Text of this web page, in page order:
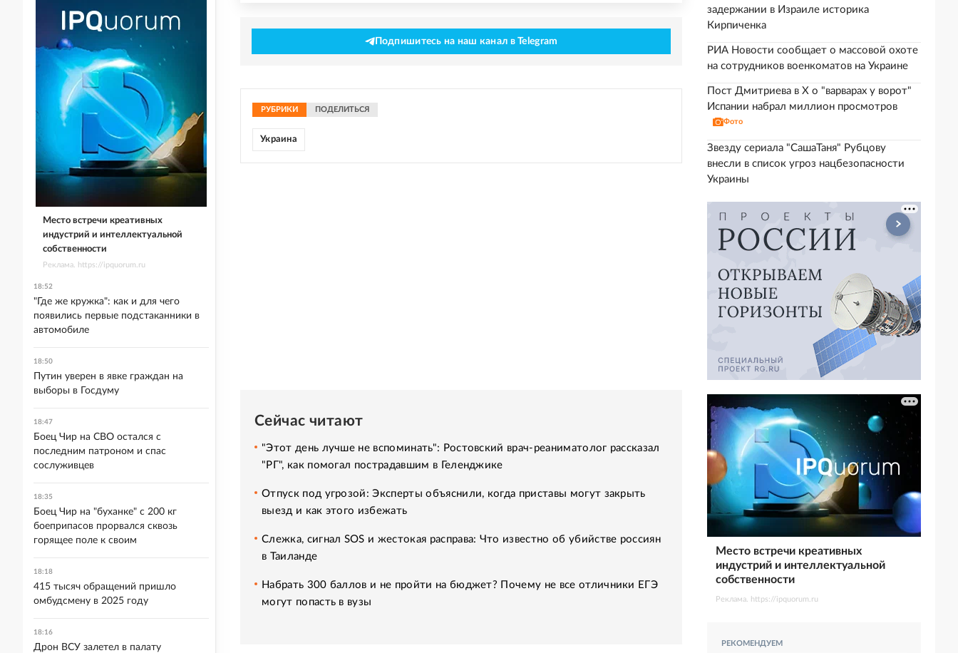
Подпишитесь на наш канал в Telegram
РУБРИКИ ПОДЕЛИТЬСЯ
Украина
Сейчас читают
"Этот день лучше не вспоминать": Ростовский врач-реаниматолог рассказал
"РГ", как помогал пострадавшим в Геленджике
Отпуск под угрозой: Эксперты объяснили, когда приставы могут закрыть
выезд и как этого избежать
Слежка, сигнал SOS и жестокая расправа: Что известно об убийстве россиян
в Таиланде
Набрать 300 баллов и не пройти на бюджет? Почему не все отличники ЕГЭ
могут попасть в вузы
задержании в Израиле историка
Кирпиченка
РИА Новости сообщает о массовой охоте
на сотрудников военкоматов на Украине
Пост Дмитриева в X о "варварах у ворот"
Испании набрал миллион просмотров
Фото
Звезду сериала "СашаТаня" Рубцову
внесли в список угроз нацбезопасности
Украины
Место встречи креативных
индустрий и интеллектуальной
собственности
Реклама. https://ipquorum.ru
РЕКОМЕНДУЕМ
Место встречи креативных
индустрий и интеллектуальной
собственности
Реклама. https://ipquorum.ru
18:52
"Где же кружка": как и для чего
появились первые подстаканники в
автомобиле
18:50
Путин уверен в явке граждан на
выборы в Госдуму
18:47
Боец Чир на СВО остался с
последним патроном и спас
сослуживцев
18:35
Боец Чир на "буханке" с 200 кг
боеприпасов прорвался сквозь
горящее поле к своим
18:18
415 тысяч обращений пришло
омбудсмену в 2025 году
18:16
Дрон ВСУ залетел в палату